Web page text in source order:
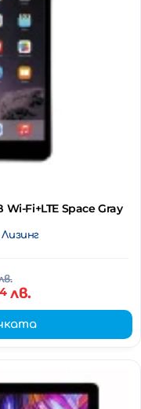
Wi-Fi+LTE Space Gray
Лизинг
лв.